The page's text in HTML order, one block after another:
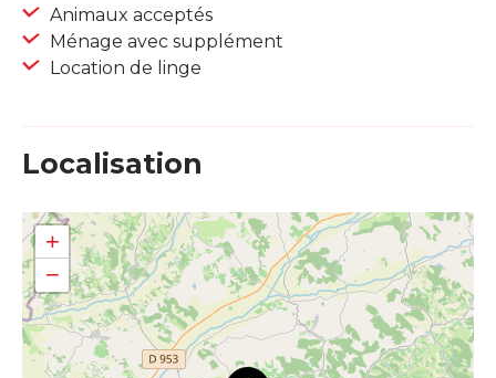
Animaux acceptés
Ménage avec supplément
Location de linge
Localisation
+
−